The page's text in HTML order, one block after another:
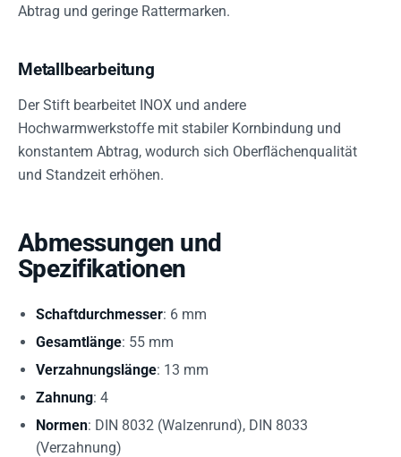
Abtrag und geringe Rattermarken.
Metallbearbeitung
Der Stift bearbeitet INOX und andere
Hochwarmwerkstoffe mit stabiler Kornbindung und
konstantem Abtrag, wodurch sich Oberflächenqualität
und Standzeit erhöhen.
Abmessungen und
Spezifikationen
Schaftdurchmesser: 6 mm
Gesamtlänge: 55 mm
Verzahnungslänge: 13 mm
Zahnung: 4
Normen: DIN 8032 (Walzenrund), DIN 8033
(Verzahnung)